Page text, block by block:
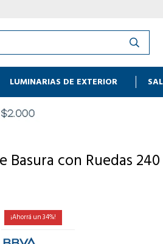
LUMINARIAS DE EXTERIOR
con Ruedas 240
34